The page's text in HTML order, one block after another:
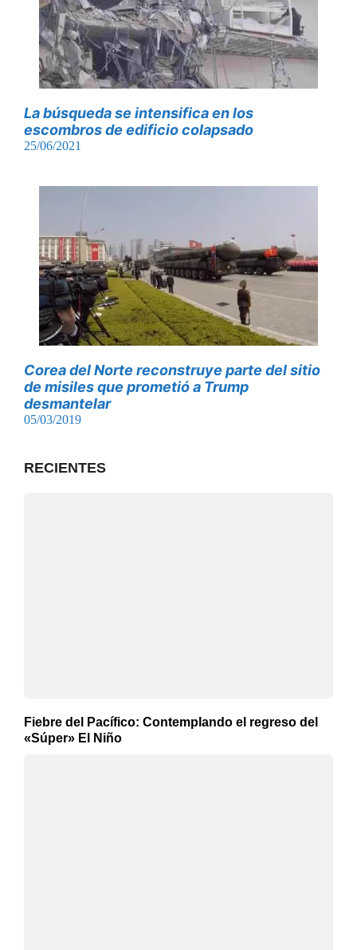
La búsqueda se intensifica en los
escombros de edificio colapsado
25/06/2021
Corea del Norte reconstruye parte del sitio
de misiles que prometió a Trump
desmantelar
05/03/2019
RECIENTES
Fiebre del Pacífico: Contemplando el regreso del
«Súper» El Niño